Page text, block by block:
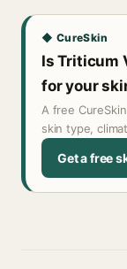
◆ CureSkin
Is Triticum
for your
A free
skin type,
Get a free